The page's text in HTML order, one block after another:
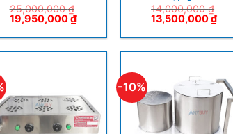
25,000,000₫
19,950,000₫
14,000,000₫
13,500,000₫
-10%